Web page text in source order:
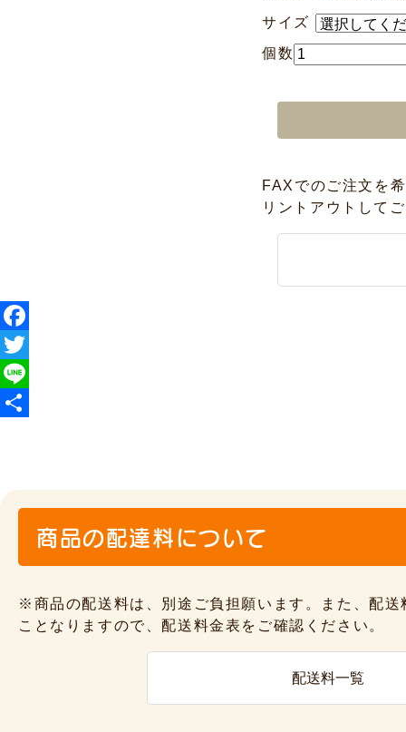
サイズ
個数
FAXでのご注文を
リントアウトして
F
a
c
T
w
L
商品の配達料について
※商品の配送料は、別途ご負担願います。また、配
ことなりますので、配送料金表をご確認ください。
配送料一覧